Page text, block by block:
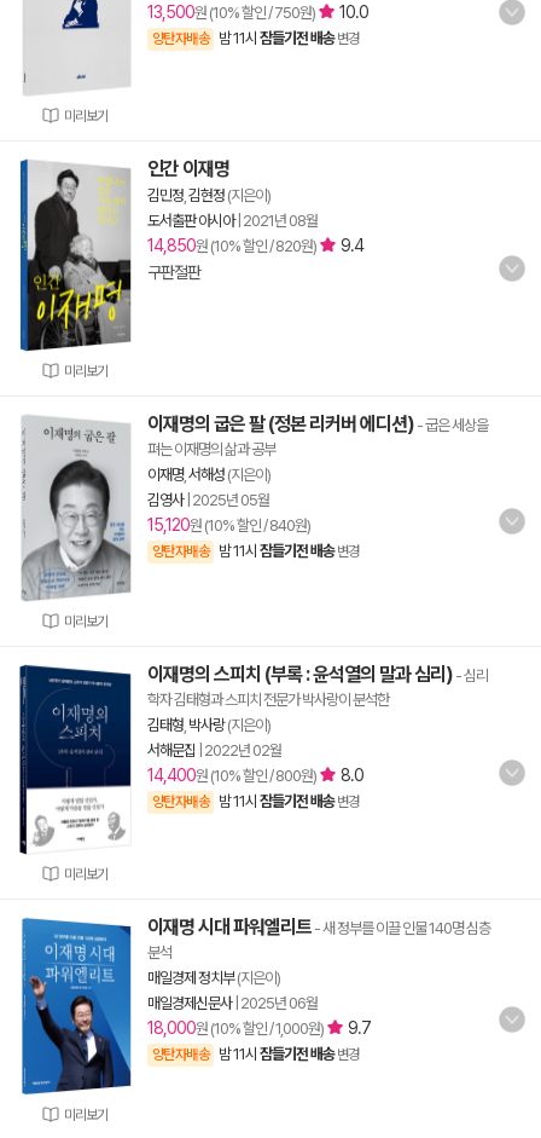
미리보기
13,500원 (10% 할인 / 750원) 10.0
양탄자배송 밤 11시 잠들기전 배송 변경
미리보기
인간 이재명
김민정 김현정 (지은이)
도서출판 아시아| 2021년 08월
14,850원 (10% 할인 / 820원)
9.4
구판절판
미리보기
이재명의 굽은 팔 (정본 리커버 에디션) - 굽은 세상을
펴는 이재명의 삶과 공부
이재명, 서해성 (지은이)
김영사| 2025년 05월
15,120원 (10% 할인 / 840원)
양탄자배송 밤 11시 잠들기전 배송 변경
미리보기
이재명의 스피치 (부록 : 윤석열의 말과 심리) - 심리
학자 김태형과 스피치 전문가 박사랑이 분석한
김태형 박사랑(지은이)
서해문집 2022년 02월
14,400원 (10% 할인 / 800원) 8.0
양탄자배송 밤 11시 잠들기전 배송 변경
미리보기
이재명 시대 파워엘리트 - 새 정부를 이끌 인물 140명 심층
분석
매일경제 정치부(지은이)
매일경제신문사| 2025년 06월
18,000원 (10% 할인 / 1,000원) 9.7
양탄자배송 밤 11시 잠들기전 배송 변경